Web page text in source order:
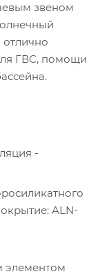
звеном
отлично
ГВС, помощи
-
ALN-
элементом